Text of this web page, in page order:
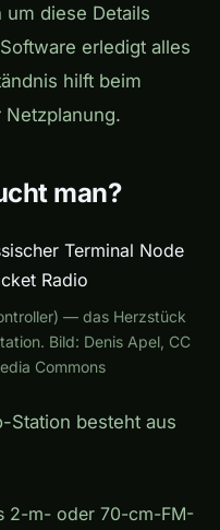
diese Details
erledigt alles
hilft beim
man?
— das Herzstück
Bild: Denis Apel, CC
Commons
Station besteht aus
2-m- oder 70-cm-FM-